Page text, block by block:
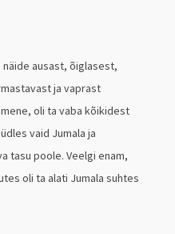
ausast, õiglasest,
ja vaprast
oli ta vaba kõikidest
vaid Jumala ja
tasu poole. Veelgi enam,
oli ta alati Jumala suhtes